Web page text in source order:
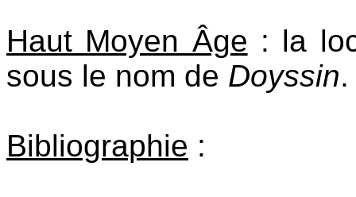
Haut Moyen Âge : la
sous le nom de Doyssin.
Bibliographie :